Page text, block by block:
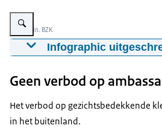
Vergroot afbeelding Verbod op
Beeld: Min. BZK
Infographic
U bevindt zich in een
Gezichtsbedekkende
Dit verbod geldt in dit
Geen verbod op
Het verbod op gezichtsbedekkende
in het buitenland.